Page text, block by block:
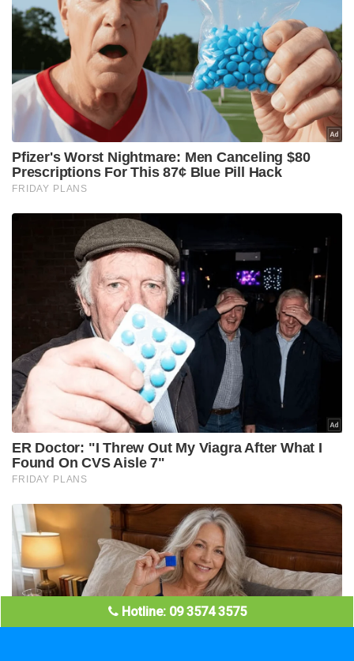
Hotline: 09 3574 3575